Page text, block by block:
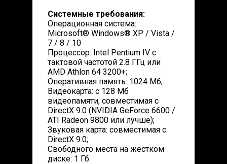
Системные требования:
Операционная система:
Microsoft® Windows® XP / Vista /
7 / 8 / 10
Процессор: Intel Pentium IV с
тактовой частотой 2.8 ГГц или
AMD Athlon 64 3200+;
Оперативная память: 1024 Мб;
Видеокарта: с 128 Мб
видеопамяти, совместимая с
DirectX 9.0 (NVIDIA GeForce 6600 /
ATI Radeon 9800 или лучше);
Звуковая карта: совместимая с
DirectX 9.0;
Cвободного места на жёстком
диске: 1 Гб.